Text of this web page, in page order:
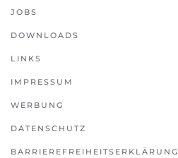
JOBS
DOWNLOADS
LINKS
IMPRESSUM
WERBUNG
DATENSCHUTZ
BARRIEREFREIHEITSERKLÄRUNG